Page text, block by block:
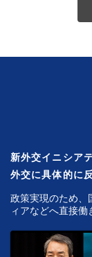
新外交イニシア
外交に具体的に
政策実現のため、
ィアなどへ直接働